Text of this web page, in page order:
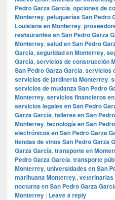
Pedro Garza García, opciones de
Monterrey, peluquerías San Pedro
Louisiana en Monterrey,
restaurantes en San Pedro Garza
Monterrey, salud en San Pedro
García, seguridad en Monterrey,
García, servicios de construcción
San Pedro Garza García, servicios
servicios de jardinería Monterrey,
servicios de mudanza San Pedro
Monterrey, servicios financieros
servicios legales en San Pedro
Garza García, talleres en San
Monterrey, tecnología en San
electrónicos en San Pedro Garza
tiendas de vinos San Pedro Garza
Garza García, transporte en
Pedro Garza García, transporte
Monterrey, universidades en San
marihuana Monterrey., veterinarias
nocturna en San Pedro Garza
Monterrey | Leave a reply